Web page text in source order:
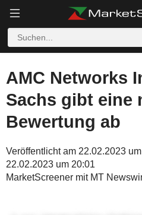
AMC Networks
Sachs gibt eine
Bewertung ab
Veröffentlicht am 22.02.2023
22.02.2023 um 20:01
MarketScreener mit MT